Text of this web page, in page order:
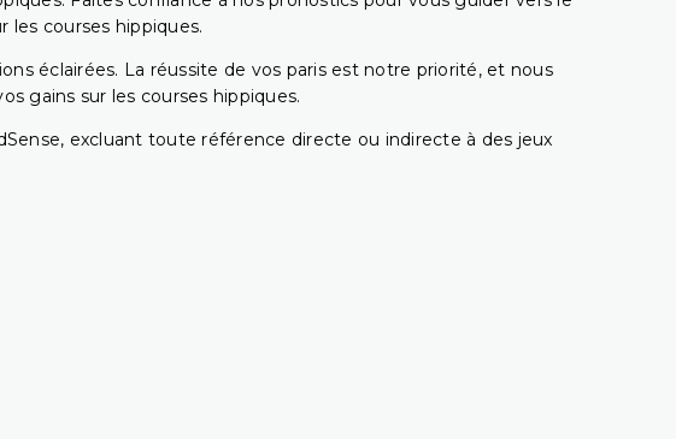
les courses hippiques.
éclairées. La réussite de vos paris est notre priorité, et nous
gains sur les courses hippiques.
excluant toute référence directe ou indirecte à des jeux